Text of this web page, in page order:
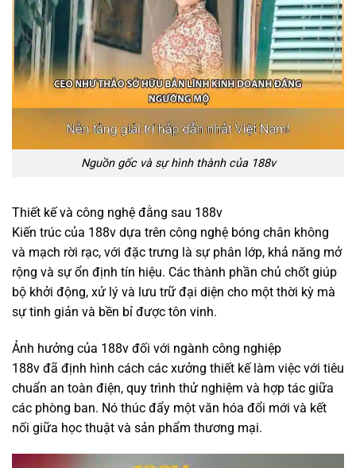
Nguồn gốc và sự hình thành của 188v
Thiết kế và công nghệ đằng sau 188v
Kiến trúc của 188v dựa trên công nghệ bóng chân không
và mạch rời rạc, với đặc trưng là sự phân lớp, khả năng mở
rộng và sự ổn định tín hiệu. Các thành phần chủ chốt giúp
bộ khởi động, xử lý và lưu trữ đại diện cho một thời kỳ mà
sự tinh giản và bền bỉ được tôn vinh.
Ảnh hưởng của 188v đối với ngành công nghiệp
188v đã định hình cách các xưởng thiết kế làm việc với tiêu
chuẩn an toàn điện, quy trình thử nghiệm và hợp tác giữa
các phòng ban. Nó thúc đẩy một văn hóa đổi mới và kết
nối giữa học thuật và sản phẩm thương mại.